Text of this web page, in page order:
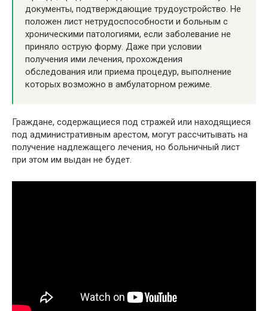
документы, подтверждающие трудоустройство. Не
положен лист нетрудоспособности и больным с
хроническими патологиями, если заболевание не
приняло острую форму. Даже при условии
получения ими лечения, прохождения
обследования или приема процедур, выполнение
которых возможно в амбулаторном режиме.
Граждане, содержащиеся под стражей или находящиеся
под административным арестом, могут рассчитывать на
получение надлежащего лечения, но больничный лист
при этом им выдан не будет.